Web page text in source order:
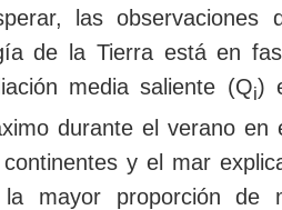
las observaciones
de la Tierra está en
media saliente (Qi)
durante el verano
y el mar
mayor proporción de